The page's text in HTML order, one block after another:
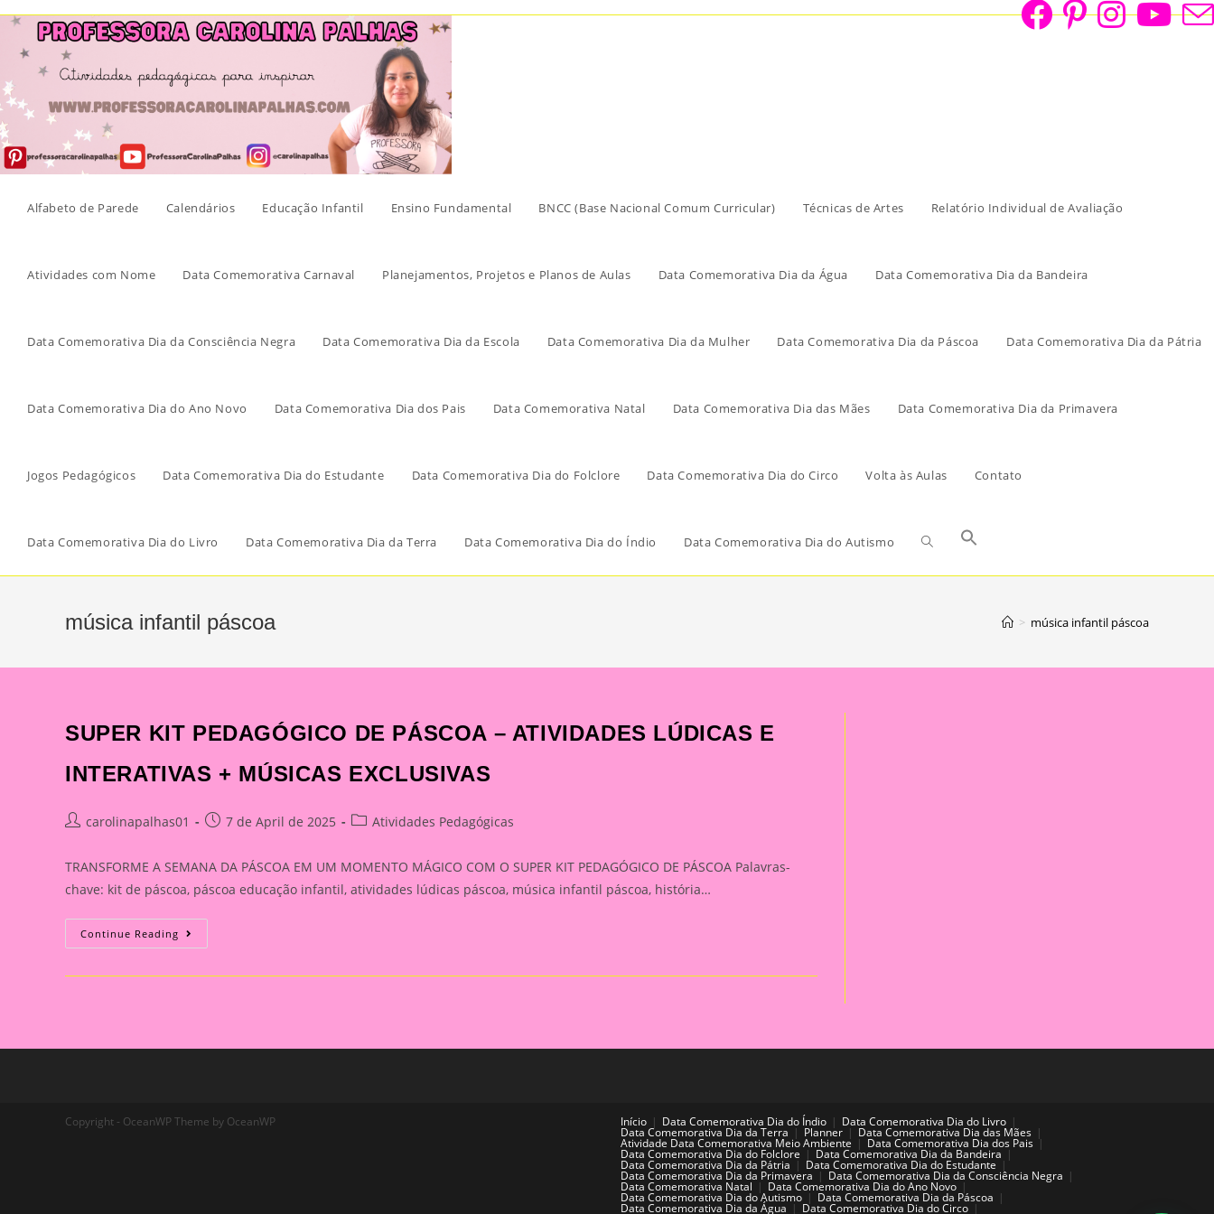
Skip
content
Alfabeto de Parede Calendários Educação Infantil Ensino Fundamental BNCC (Base Nacional Comum Curricular) Técnicas de Artes Relatório Individual de Avaliação
Atividades com Nome Data Comemorativa Carnaval Planejamentos, Projetos e Planos de Aulas Data Comemorativa Dia da Água Data Comemorativa Dia da Bandeira
Data Comemorativa Dia da Consciência Negra Data Comemorativa Dia da Escola Data Comemorativa Dia da Mulher Data Comemorativa Dia da Páscoa Data Comemorativa Dia da Pátria
Data Comemorativa Dia do Ano Novo Data Comemorativa Dia dos Pais Data Comemorativa Natal Data Comemorativa Dia das Mães Data Comemorativa Dia da Primavera
Jogos Pedagógicos Data Comemorativa Dia do Estudante Data Comemorativa Dia do Folclore Data Comemorativa Dia do Circo Volta às Aulas Contato
Data Comemorativa Dia do Livro Data Comemorativa Dia da Terra Data Comemorativa Dia do Índio Data Comemorativa Dia do Autismo
música infantil páscoa > música infantil páscoa
SUPER KIT PEDAGÓGICO DE PÁSCOA – ATIVIDADES LÚDICAS E
INTERATIVAS + MÚSICAS EXCLUSIVAS
Postcarolinapalhas01
Post7 de April de 2025
PostAtividades Pedagógicas
TRANSFORME A SEMANA DA PÁSCOA EM UM MOMENTO MÁGICO COM O SUPER KIT PEDAGÓGICO DE PÁSCOA Palavras-
chave: kit de páscoa, páscoa educação infantil, atividades lúdicas páscoa, música infantil páscoa, história…
Continue Reading SUPER
KIT
DE
INTERATIVAS
Início Data Comemorativa Dia do Índio Data Comemorativa Dia do Livro
Data Comemorativa Dia da Terra Planner Data Comemorativa Dia das Mães
Atividade Data Comemorativa Meio Ambiente Data Comemorativa Dia dos Pais
Data Comemorativa Dia do Folclore Data Comemorativa Dia da Bandeira
Data Comemorativa Dia da Pátria Data Comemorativa Dia do Estudante
Data Comemorativa Dia da Primavera Data Comemorativa Dia da Consciência Negra
Data Comemorativa Natal Data Comemorativa Dia do Ano Novo
Data Comemorativa Dia do Autismo Data Comemorativa Dia da Páscoa
Data Comemorativa Dia da Água Data Comemorativa Dia do Circo
Copyright - OceanWP Theme by OceanWP